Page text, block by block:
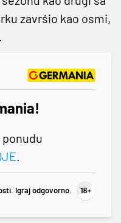
završio kao osmi,
.
Igraj odgovorno.